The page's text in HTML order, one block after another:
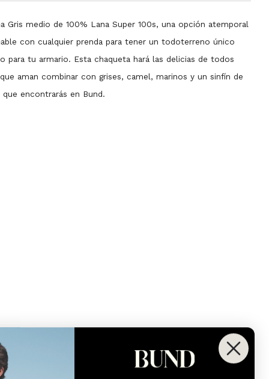
Gris medio de 100% Lana Super 100s, una opción atemporal
con cualquier prenda para tener un todoterreno único
para tu armario. Esta chaqueta hará las delicias de todos
aman combinar con grises, camel, marinos y un sinfín de
encontrarás en Bund.